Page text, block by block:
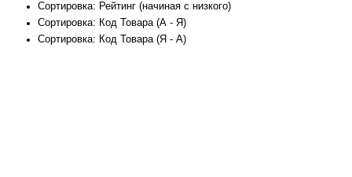
Сортировка: Рейтинг (начиная с низкого)
Сортировка: Код Товара (А - Я)
Сортировка: Код Товара (Я - А)